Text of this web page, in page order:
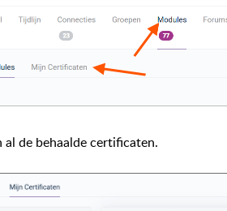
al de behaalde certificaten.